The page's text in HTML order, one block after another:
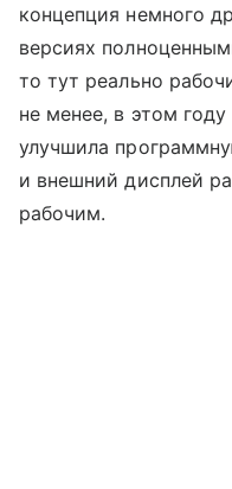
концепция немного
версиях
то тут реально
не менее, в этом
улучшила
и внешний дисплей
рабочим.